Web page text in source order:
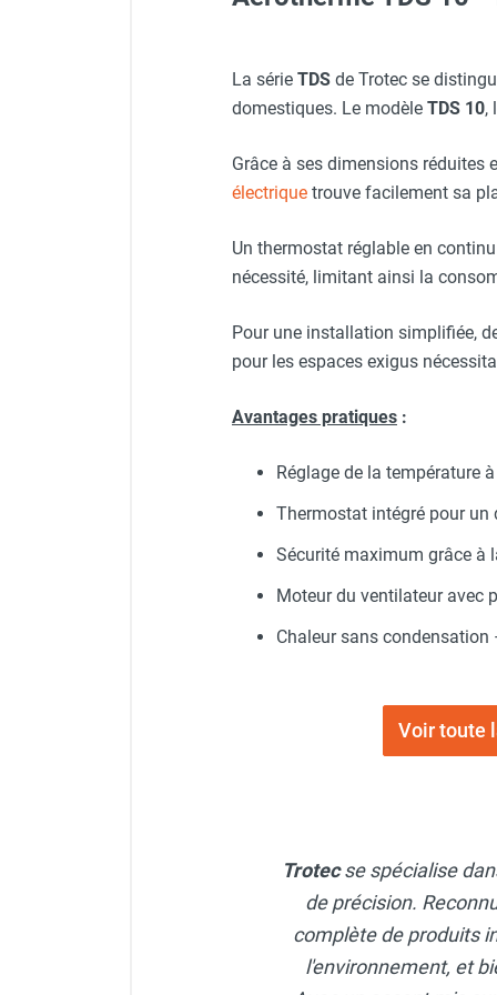
Sèche-main et sèche-cheveux
Distributeur de savon
Chauffage au fioul avec réservoir
Chauffage au fioul à raccorder sur
Chauffage polycombustible / huile
Chauffage d'atelier fixe avec brûleur
Chauffage d'atelier suspendu
Chauffage suspendu au gaz
Chauffage FARM au gaz
Chauffage FARM au fioul
Chaudière fixe à eau
Aérotherme à eau chaude ou froide
Chauffage mobile électrique
Chauffage électrique soufflant
Chauffage haute température pour
étuvage industriel ou destruction
Rallonge professionnelle
Fixation murale/de plafond
Veste de chantier PE10J -
Lunettes de protection PRO
La série TDS de Trotec se
domestiques. Le modèle TDS 10,
Grâce à ses dimensions
électrique trouve facilement sa
Un thermostat réglable en
nécessité, limitant ainsi la
Pour une installation simplifiée,
pour les espaces exigus
Avantages pratiques :
Réglage de la température
Thermostat intégré pour un
Sécurité maximum grâce à
Moteur du ventilateur avec
Chaleur sans condensation
Voir toute
Trotecse spécialise
de précision.
complète de produits
l'environnement, et